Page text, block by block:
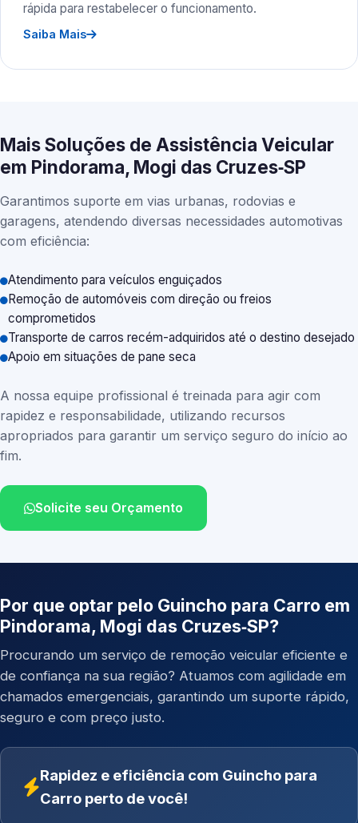
rápida para restabelecer o funcionamento.
Saiba Mais
Mais Soluções de Assistência Veicular
em Pindorama, Mogi das Cruzes‑SP
Garantimos suporte em vias urbanas, rodovias e
garagens, atendendo diversas necessidades automotivas
com eficiência:
Atendimento para veículos enguiçados
Remoção de automóveis com direção ou freios
comprometidos
Transporte de carros recém-adquiridos até o destino desejado
Apoio em situações de pane seca
A nossa equipe profissional é treinada para agir com
rapidez e responsabilidade, utilizando recursos
apropriados para garantir um serviço seguro do início ao
fim.
Solicite seu Orçamento
Por que optar pelo Guincho para Carro em
Pindorama, Mogi das Cruzes‑SP?
Procurando um serviço de remoção veicular eficiente e
de confiança na sua região? Atuamos com agilidade em
chamados emergenciais, garantindo um suporte rápido,
seguro e com preço justo.
Rapidez e eficiência com Guincho para
Carro perto de você!